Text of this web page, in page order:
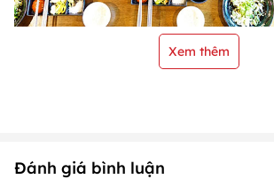
Xem thêm
Đánh giá bình luận